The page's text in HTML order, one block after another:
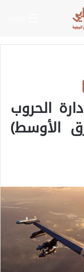
الحروب
الأوسط)